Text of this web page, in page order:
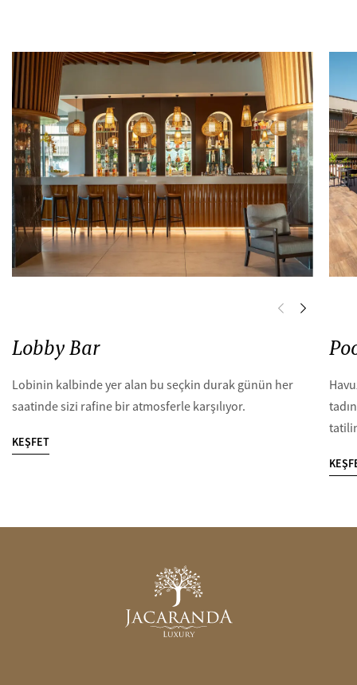
Lobby Bar
Lobinin kalbinde yer alan bu seçkin durak günün her
saatinde sizi rafine bir atmosferle karşılıyor.
KEŞFET